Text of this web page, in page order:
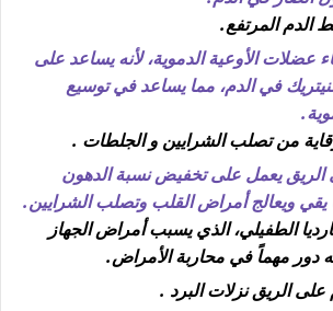
المرتفع.
عضلات الأوعية الدموية، لأنه يساعد على
في الدم، مما يساعد في توسيع
من تصلب الشرايين و الجلطات .
الريق يعمل على تخفيض نسبة الدهون
يقي ويعالج أمراض القلب وتصلب الشرايين.
الطفيلي، الذي يسبب أمراض الجهاز
دور مهماً في محاربة الأمراض.
على الريق نزلات البرد .